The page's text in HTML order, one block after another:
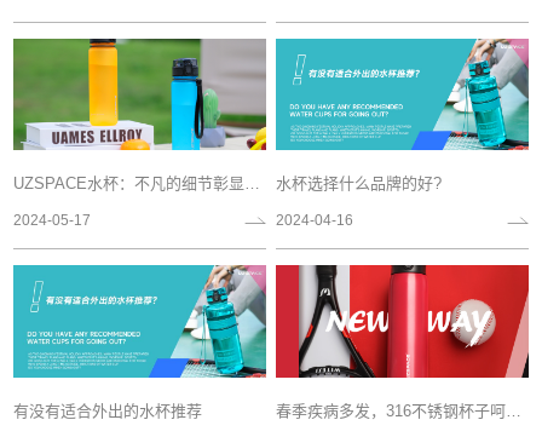
UZSPACE水杯：不凡的细节彰显品牌魅力
2024-05-17
水杯选择什么品牌的好?
2024-04-16
有没有适合外出的水杯推荐